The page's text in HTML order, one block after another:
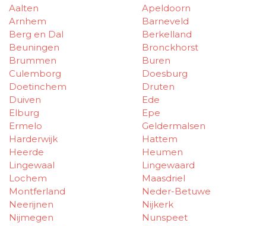
Aalten
Apeldoorn
Arnhem
Barneveld
Berg en Dal
Berkelland
Beuningen
Bronckhorst
Brummen
Buren
Culemborg
Doesburg
Doetinchem
Druten
Duiven
Ede
Elburg
Epe
Ermelo
Geldermalsen
Harderwijk
Hattem
Heerde
Heumen
Lingewaal
Lingewaard
Lochem
Maasdriel
Montferland
Neder-Betuwe
Neerijnen
Nijkerk
Nijmegen
Nunspeet